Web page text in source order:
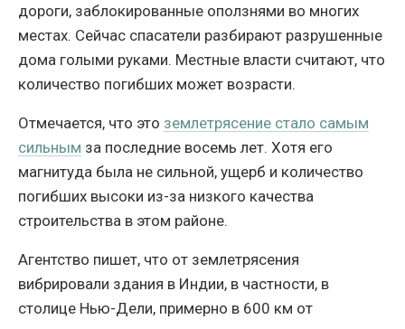
дороги, заблокированные оползнями во многих
местах. Сейчас спасатели разбирают разрушенные
дома голыми руками. Местные власти считают, что
количество погибших может возрасти.
Отмечается, что это землетрясение стало самым
сильным за последние восемь лет. Хотя его
магнитуда была не сильной, ущерб и количество
погибших высоки из-за низкого качества
строительства в этом районе.
Агентство пишет, что от землетрясения
вибрировали здания в Индии, в частности, в
столице Нью-Дели, примерно в 600 км от